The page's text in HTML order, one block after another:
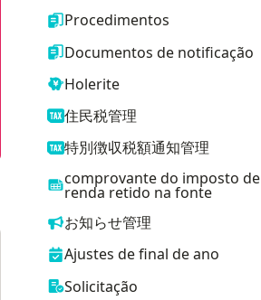
Procedimentos
Documentos de notificação
Holerite
住民税管理
特別徴収税額通知管理
comprovante do imposto de
renda retido na fonte
お知らせ管理
Ajustes de final de ano
Solicitação